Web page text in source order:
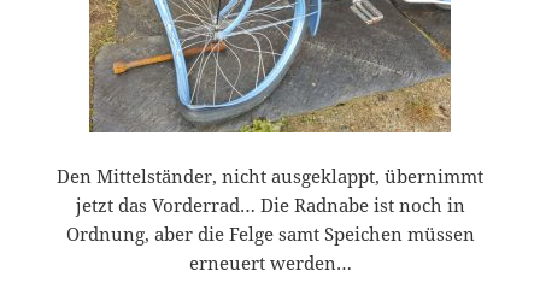
Den Mittelständer, nicht ausgeklappt, übernimmt
jetzt das Vorderrad… Die Radnabe ist noch in
Ordnung, aber die Felge samt Speichen müssen
erneuert werden…